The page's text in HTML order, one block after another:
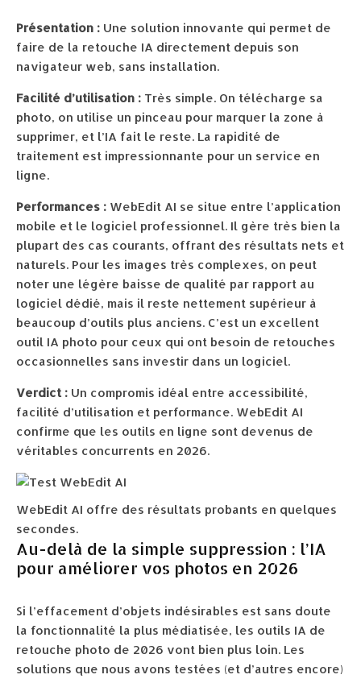
Présentation : Une solution innovante qui permet de
faire de la retouche IA directement depuis son
navigateur web, sans installation.
Facilité d’utilisation : Très simple. On télécharge sa
photo, on utilise un pinceau pour marquer la zone à
supprimer, et l’IA fait le reste. La rapidité de
traitement est impressionnante pour un service en
ligne.
Performances : WebEdit AI se situe entre l’application
mobile et le logiciel professionnel. Il gère très bien la
plupart des cas courants, offrant des résultats nets et
naturels. Pour les images très complexes, on peut
noter une légère baisse de qualité par rapport au
logiciel dédié, mais il reste nettement supérieur à
beaucoup d’outils plus anciens. C’est un excellent
outil IA photo pour ceux qui ont besoin de retouches
occasionnelles sans investir dans un logiciel.
Verdict : Un compromis idéal entre accessibilité,
facilité d’utilisation et performance. WebEdit AI
confirme que les outils en ligne sont devenus de
véritables concurrents en 2026.
WebEdit AI offre des résultats probants en quelques
secondes.
Au-delà de la simple suppression : l’IA
pour améliorer vos photos en 2026
Si l’effacement d’objets indésirables est sans doute
la fonctionnalité la plus médiatisée, les outils IA de
retouche photo de 2026 vont bien plus loin. Les
solutions que nous avons testées (et d’autres encore)